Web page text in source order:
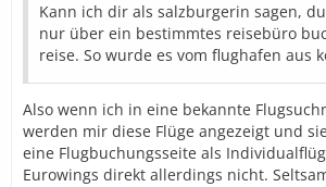
Kann ich dir als salzburgerin sagen,
nur über ein bestimmtes reisebüro
reise. So wurde es vom flughafen aus
Also wenn ich in eine bekannte
werden mir diese Flüge angezeigt und
eine Flugbuchungsseite als
Eurowings direkt allerdings nicht.